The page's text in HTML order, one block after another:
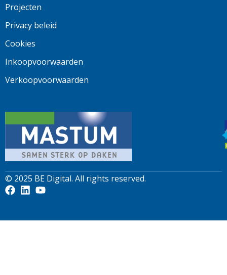
Projecten
Privacy beleid
Cookies
Inkoopvoorwaarden
Verkoopvoorwaarden
© 2025 BE Digital. All rights reserved.